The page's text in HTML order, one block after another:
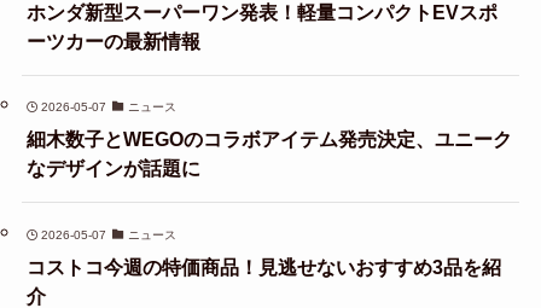
ホンダ新型スーパーワン発表！軽量コンパクトEVスポ
ーツカーの最新情報
2026-05-07 ニュース
細木数子とWEGOのコラボアイテム発売決定、ユニーク
なデザインが話題に
2026-05-07 ニュース
コストコ今週の特価商品！見逃せないおすすめ3品を紹
介